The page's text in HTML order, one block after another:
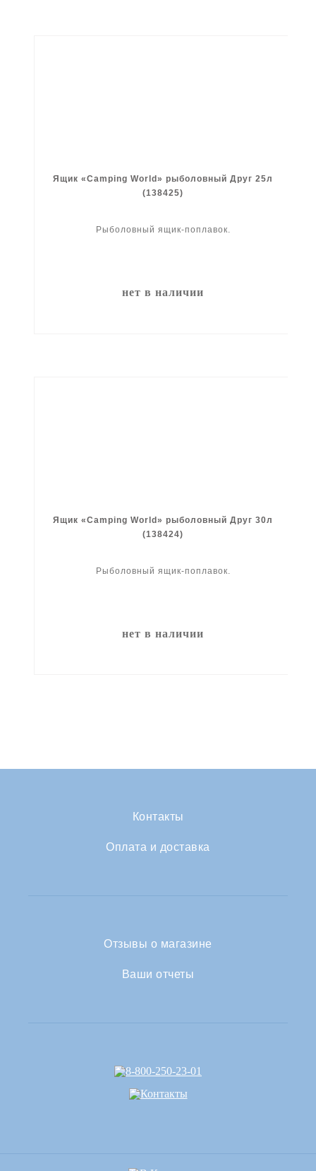
Ящик «Camping World» рыболовный Друг 25л
(138425)
Рыболовный ящик-поплавок.
нет в наличии
Ящик «Camping World» рыболовный Друг 30л
(138424)
Рыболовный ящик-поплавок.
нет в наличии
Контакты
Оплата и доставка
Отзывы о магазине
Ваши отчеты